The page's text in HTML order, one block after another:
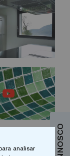
analisar